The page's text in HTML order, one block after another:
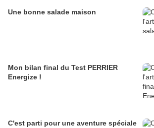
Une bonne salade maison
Mon bilan final du Test PERRIER
Energize !
C'est parti pour une aventure spéciale